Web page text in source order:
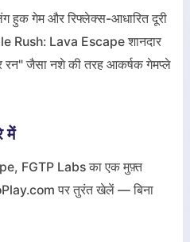
हुक गेम और रिफ्लेक्स-आधारित दूरी
Rush: Lava Escape शानदार
रन" जैसा नशे की तरह आकर्षक गेमप्ले
में
FGTP Labs का एक मुफ़्त
पर तुरंत खेलें — बिना